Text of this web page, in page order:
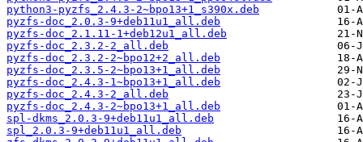
python3-pyzfs_2.4.3-2~bpo13+1_s390x.deb
pyzfs-doc_2.0.3-9+deb11u1_all.deb
pyzfs-doc_2.1.11-1+deb12u1_all.deb
pyzfs-doc_2.3.2-2_all.deb
pyzfs-doc_2.3.2-2~bpo12+2_all.deb
pyzfs-doc_2.3.5-2~bpo13+1_all.deb
pyzfs-doc_2.4.3-1~bpo13+1_all.deb
pyzfs-doc_2.4.3-2_all.deb
pyzfs-doc_2.4.3-2~bpo13+1_all.deb
spl-dkms_2.0.3-9+deb11u1_all.deb
spl_2.0.3-9+deb11u1_all.deb